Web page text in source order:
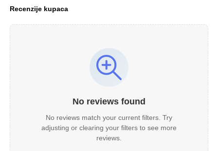
Recenzije kupaca
No reviews found
No reviews match your current filters. Try
adjusting or clearing your filters to see more
reviews.